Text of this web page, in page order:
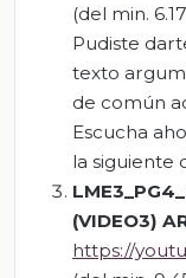
(del min.
Pudiste
texto
de común
Escucha
la siguiente
(VIDEO3)
https://